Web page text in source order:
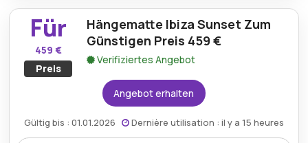
389 €, eine ausgezeichnete Wahl für alle, die ein
ruhiges und stilvolles Lounge-Erlebnis genießen
möchten und eine Premium-Option für ultimativen
Komfort und Entspannung bieten.
Für
459 €
Preis
Hängematte Ibiza Sunset Zum
Günstigen Preis 459 €
Verifiziertes Angebot
Angebot erhalten
Gültig bis : 01.01.2026 Dernière utilisation : il y a 15 heures